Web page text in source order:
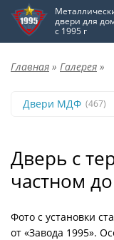
двери для
с 1995 г
Главная » Галерея »
Двери МДФ (467)
Дверь с
частном
Фото с установки
от «Завода 1995».